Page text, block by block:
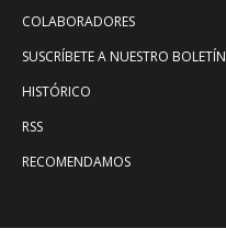
COLABORADORES
SUSCRÍBETE A NUESTRO BOLETÍN
HISTÓRICO
RSS
RECOMENDAMOS